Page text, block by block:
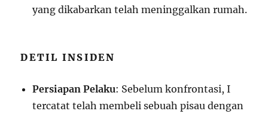
yang dikabarkan telah meninggalkan rumah.
DETIL INSIDEN
Persiapan Pelaku: Sebelum konfrontasi, I
tercatat telah membeli sebuah pisau dengan